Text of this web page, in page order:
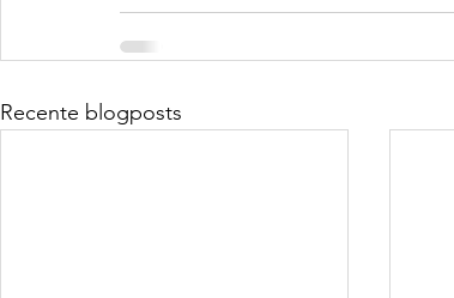
Recente blogposts